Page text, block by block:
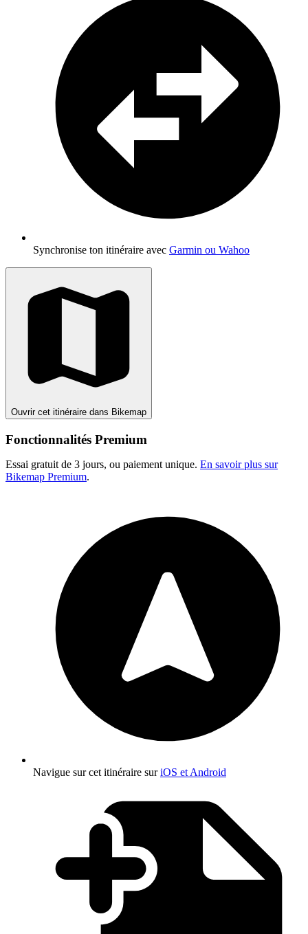
Synchronise ton itinéraire avec Garmin ou Wahoo
Ouvrir cet itinéraire dans Bikemap
Fonctionnalités Premium
Essai gratuit de 3 jours, ou paiement unique. En savoir plus sur
Bikemap Premium.
Navigue sur cet itinéraire suriOS et Android